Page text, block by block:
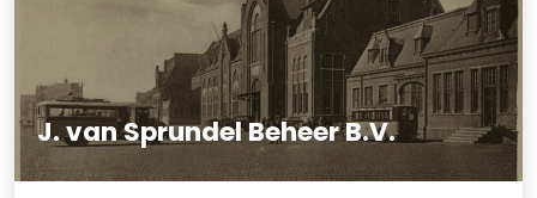
J. van Sprundel Beheer B.V.